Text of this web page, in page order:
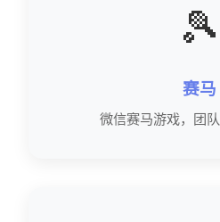
🎾
赛马
微信赛马游戏，团